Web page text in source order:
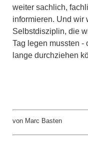
weiter sachlich,
informieren. Und wir
Selbstdisziplin, die
Tag legen mussten -
lange durchziehen
von Marc Basten